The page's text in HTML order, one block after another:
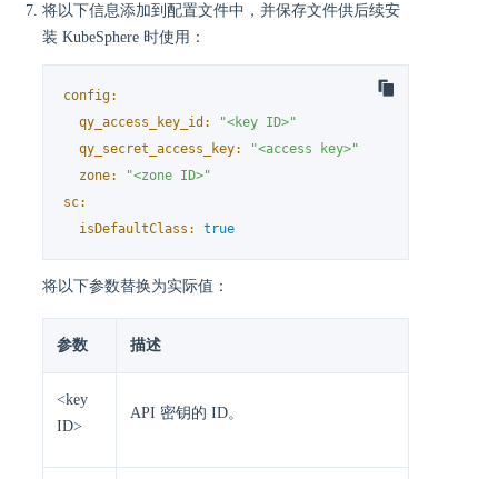
将以下信息添加到配置文件中，并保存文件供后续安
装 KubeSphere 时使用：
config:
qy_access_key_id:
"<key ID>"
qy_secret_access_key:
"<access key>"
zone:
"<zone ID>"
sc:
isDefaultClass:
true
将以下参数替换为实际值：
参数 描述
<key
ID>
API 密钥的 ID。